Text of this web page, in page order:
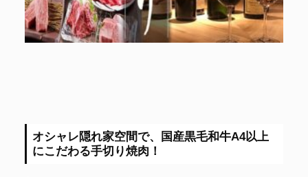
オシャレ隠れ家空間で、国産黒毛和牛A4以上
にこだわる手切り焼肉！